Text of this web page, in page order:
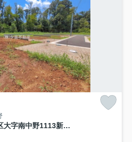
《仲介手数料無料》見沼区大字南中野1113新築一戸建てブルーミングガーデン